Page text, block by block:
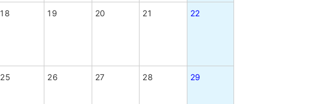
18 19 20 21 22
25 26 27 28 29